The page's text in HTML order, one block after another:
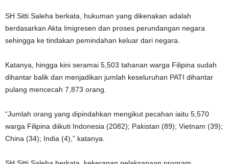
SH Sitti Saleha berkata, hukuman yang dikenakan adalah
berdasarkan Akta Imigresen dan proses perundangan negara
sehingga ke tindakan pemindahan keluar dari negara.
Katanya, hingga kini seramai 5,503 tahanan warga Filipina sudah
dihantar balik dan menjadikan jumlah keseluruhan PATI dihantar
pulang mencecah 7,873 orang.
“Jumlah orang yang dipindahkan mengikut pecahan iaitu 5,570
warga Filipina diikuti Indonesia (2082); Pakistan (89); Vietnam (39);
China (34); India (4),” katanya.